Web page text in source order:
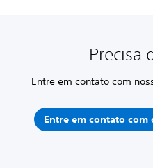
Precisa
Entre em contato com
Entre em contato